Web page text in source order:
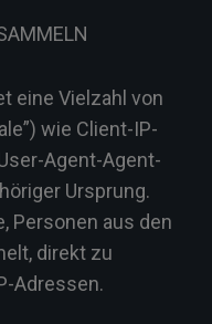
eine Vielzahl von
wie Client-IP-
Agent-Agent-
Ursprung.
Personen aus den
direkt zu
Adressen.